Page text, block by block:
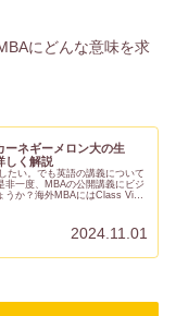
にどんな意味を求
ーネギーメロン大の生
しく解説
たい。でも英語の講義について
非一度、MBAの公開講義にビジ
うか？海外MBAにはClass Visit
2024.11.01